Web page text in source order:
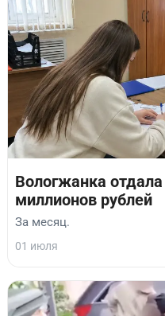
Вологжанка
миллионов рублей
За месяц.
01 июля